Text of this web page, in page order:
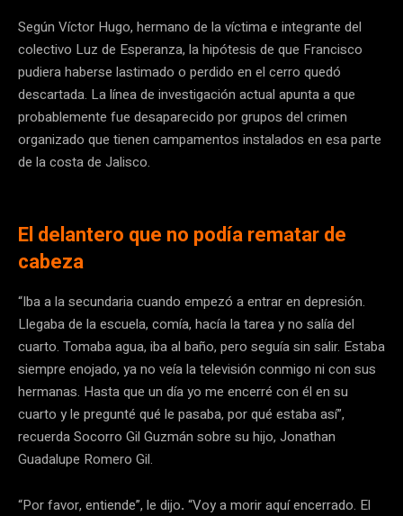
Según Víctor Hugo, hermano de la víctima e integrante del
colectivo Luz de Esperanza, la hipótesis de que Francisco
pudiera haberse lastimado o perdido en el cerro quedó
descartada. La línea de investigación actual apunta a que
probablemente fue desaparecido por grupos del crimen
organizado que tienen campamentos instalados en esa parte
de la costa de Jalisco.
El delantero que no podía rematar de
cabeza
“Iba a la secundaria cuando empezó a entrar en depresión.
Llegaba de la escuela, comía, hacía la tarea y no salía del
cuarto. Tomaba agua, iba al baño, pero seguía sin salir. Estaba
siempre enojado, ya no veía la televisión conmigo ni con sus
hermanas. Hasta que un día yo me encerré con él en su
cuarto y le pregunté qué le pasaba, por qué estaba así”,
recuerda Socorro Gil Guzmán sobre su hijo, Jonathan
Guadalupe Romero Gil.
“Por favor, entiende”, le dijo. “Voy a morir aquí encerrado. El